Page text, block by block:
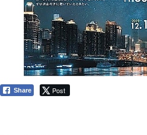
Share Post